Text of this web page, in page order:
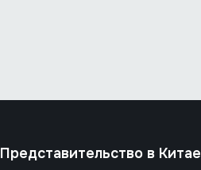
Представительство в Китае